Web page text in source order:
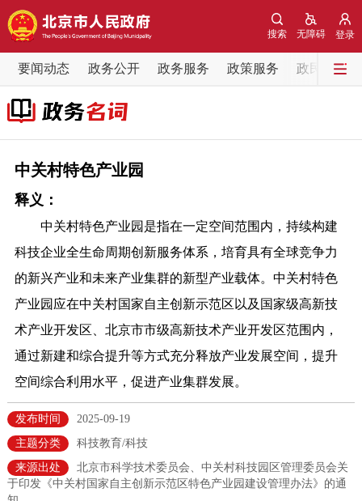
登录
无障碍
搜索
要闻动态 政务公开 政务服务 政策服务 政民互动
要闻动态
党中央精神
各区热点
政务公开
市领导 机构职能 政策服务
政策兑现 政策解读 回应关切
决策公开 专题公开
政务服务
个人服务 法人服务 部门服务
中关村特色产业园
释义：
中关村特色产业园是指在一定空间范围内，持续构建
科技企业全生命周期创新服务体系，培育具有全球竞争力
的新兴产业和未来产业集群的新型产业载体。中关村特色
产业园应在中关村国家自主创新示范区以及国家级高新技
术产业开发区、北京市市级高新技术产业开发区范围内，
通过新建和综合提升等方式充分释放产业发展空间，提升
空间综合利用水平，促进产业集群发展。
发布时间
2025-09-19
主题分类
科技教育/科技
来源出处
北京市科学技术委员会、中关村科技园区管理委员会关
于印发《中关村国家自主创新示范区特色产业园建设管理办法》的通